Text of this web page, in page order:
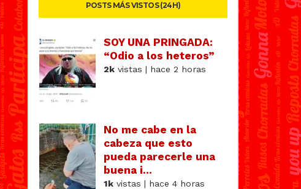
POSTS MÁS VISTOS (24H)
SOY UNA PRINGADA:
“Odio a los heteros”
2kvistas | hace 2 horas
No me cabe en la
cabeza que esto
pueda parecerle una
buena i...
1kvistas | hace 4 horas